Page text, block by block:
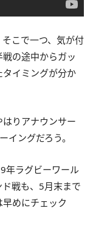
こで一つ、気が付
の途中からガッ
イミングが分か
りアナウンサー
ングだろう。
年ラグビーワール
戦も、5月末まで
めにチェック